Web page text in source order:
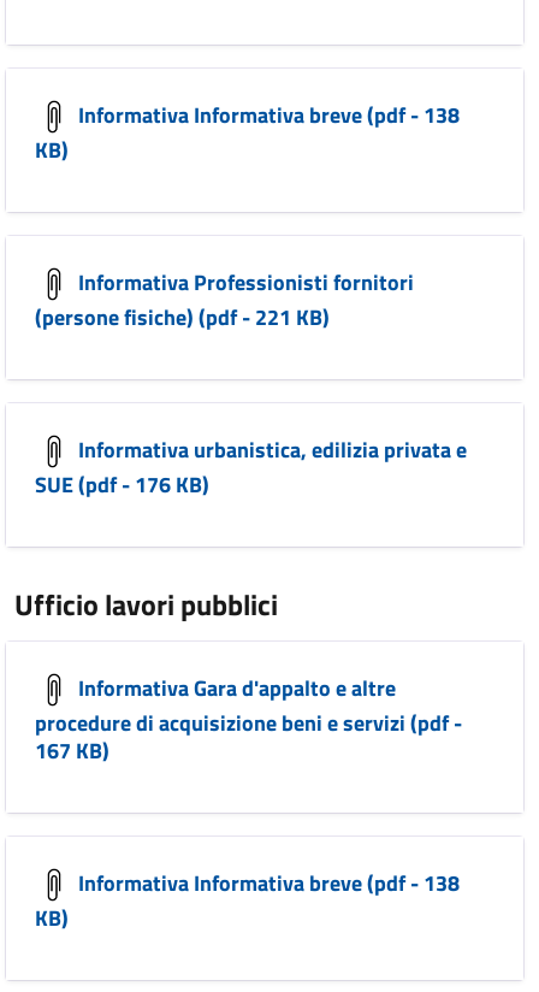
Informativa Informativa breve (pdf - 138
KB)
Informativa Professionisti fornitori
(persone fisiche) (pdf - 221 KB)
Informativa urbanistica, edilizia privata e
SUE (pdf - 176 KB)
Ufficio lavori pubblici
Informativa Gara d'appalto e altre
procedure di acquisizione beni e servizi (pdf -
167 KB)
Informativa Informativa breve (pdf - 138
KB)